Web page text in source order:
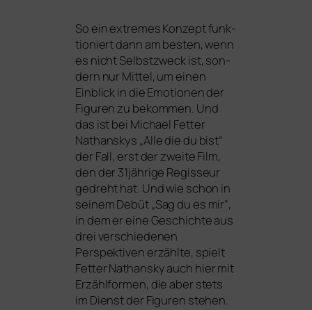
So ein extre­mes Konzept funk­
tio­niert dann am bes­ten, wenn
es nicht Selbstzweck ist, son­
dern nur Mittel, um einen
Einblick in die Emotionen der
Figuren zu bekom­men. Und
das ist bei Michael Fetter
Nathanskys „Alle die du bist“
der Fall, erst der zwei­te Film,
den der 31jährige Regisseur
gedreht hat. Und wie schon in
sei­nem Debüt „Sag du es mir“,
in dem er eine Geschichte aus
drei ver­schie­de­nen
Perspektiven erzähl­te, spielt
Fetter Nathansky auch hier mit
Erzählformen, die aber stets
im Dienst der Figuren stehen.